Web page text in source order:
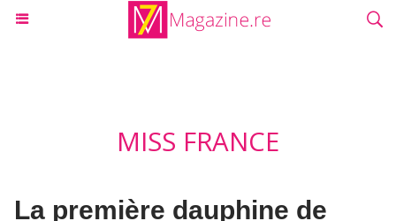
MISS FRANCE
La première dauphine de